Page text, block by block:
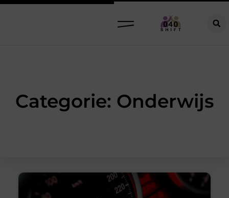
Categorie: Onderwijs